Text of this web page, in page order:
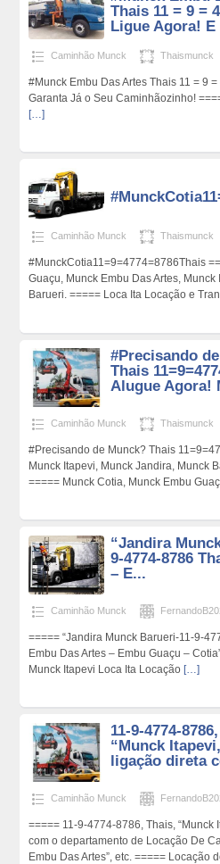
Thais 11 = 9 =
Ligue Agora! E
Caminhão Munck Thaismunck
#Munck Embu Das Artes Thais 11 = 9
Garanta Já o Seu Caminhãozinho!
[…]
Caminhão Munck Thaismunck
#MunckCotia11=9=4774=8786Thais
Guaçu, Munck Embu Das Artes,
Barueri. ===== Loca Ita Locação e
#Precisando
Thais
Alugue Agora!
Caminhão Munck Thaismunck
#Precisando de Munck? Thais
Munck Itapevi, Munck Jandira, Munck
===== Munck Cotia, Munck Embu
“Jandira
9-4774-8786
– E...
Caminhão Munck
===== “Jandira Munck Barueri-11-9-
Embu Das Artes – Embu Guaçu –
Munck Itapevi Loca Ita Locação […]
11-9-4774-
“Munck
ligação direta
Caminhão Munck
===== 11-9-4774-8786, Thais,
com o departamento de Locação De
Embu Das Artes”, etc. ===== Locação